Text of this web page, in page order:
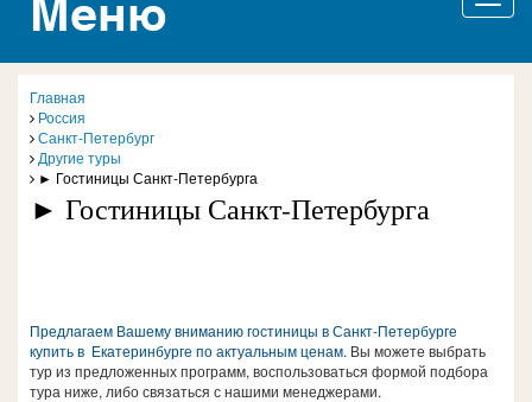
Главная
Россия
Санкт-Петербург
Другие туры
► Гостиницы Санкт-Петербурга
► Гостиницы Санкт-Петербурга
Предлагаем Вашему вниманию гостиницы в Санкт-Петербурге
купить в Екатеринбурге по актуальным ценам. Вы можете выбрать
тур из предложенных программ, воспользоваться формой подбора
тура ниже, либо связаться с нашими менеджерами.